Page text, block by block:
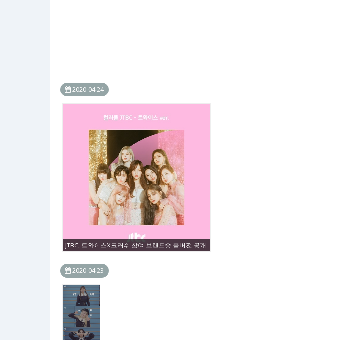
2020-04-24
JTBC, 트와이스X크러쉬 참여 브랜드송 풀버전 공개
2020-04-23